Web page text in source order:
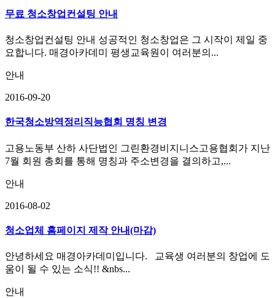
무료 청소창업컨설팅 안내
청소창업컨설팅 안내 성공적인 청소창업은 그 시작이 제일 중
요합니다. 매경아카데미 평생교육원이 여러분의...
안내
2016-09-20
한국청소방역정리직능협회 명칭 변경
고용노동부 산하 사단법인 그린환경비지니스고용협회가 지난
7월 회원 총회를 통해 명칭과 주소변경을 결의하고,...
안내
2016-08-02
청소업체 홈페이지 제작 안내(마감)
안녕하세요 매경아카데미입니다. 교육생 여러분의 창업에 도
움이 될 수 있는 소식!! &nbs...
안내